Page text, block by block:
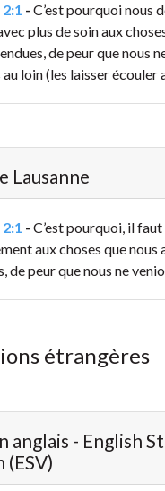
- C’est pourquoi nous
plus de soin aux
de peur que nous
loin (les laisser écouler
Lausanne
- C’est pourquoi, il
aux choses que nous
de peur que nous ne
étrangères
anglais - English
(ESV)